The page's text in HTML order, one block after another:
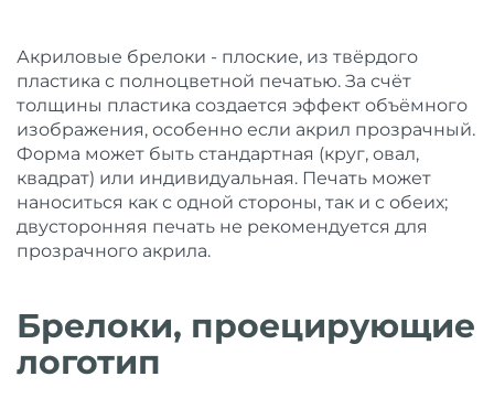
Акриловые брелоки - плоские, из твёрдого
пластика с полноцветной печатью. За счёт
толщины пластика создается эффект объёмного
изображения, особенно если акрил прозрачный.
Форма может быть стандартная (круг, овал,
квадрат) или индивидуальная. Печать может
наноситься как с одной стороны, так и с обеих;
двусторонняя печать не рекомендуется для
прозрачного акрила.
Брелоки, проецирующие
логотип